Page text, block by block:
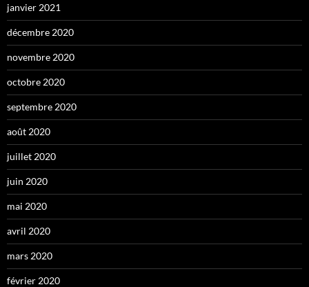
janvier 2021
décembre 2020
novembre 2020
octobre 2020
septembre 2020
août 2020
juillet 2020
juin 2020
mai 2020
avril 2020
mars 2020
février 2020